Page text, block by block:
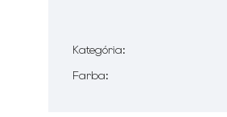
Kategória:
Farba: